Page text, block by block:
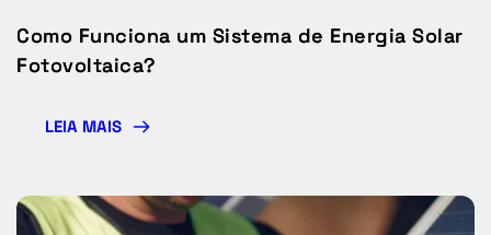
Como Funciona um Sistema de Energia Solar
Fotovoltaica?
LEIA MAIS